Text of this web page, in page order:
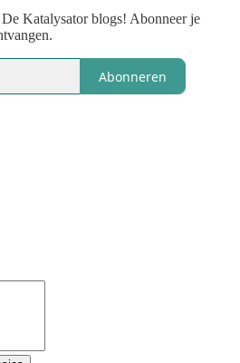
Katalysator blogs! Abonneer je
Abonneren